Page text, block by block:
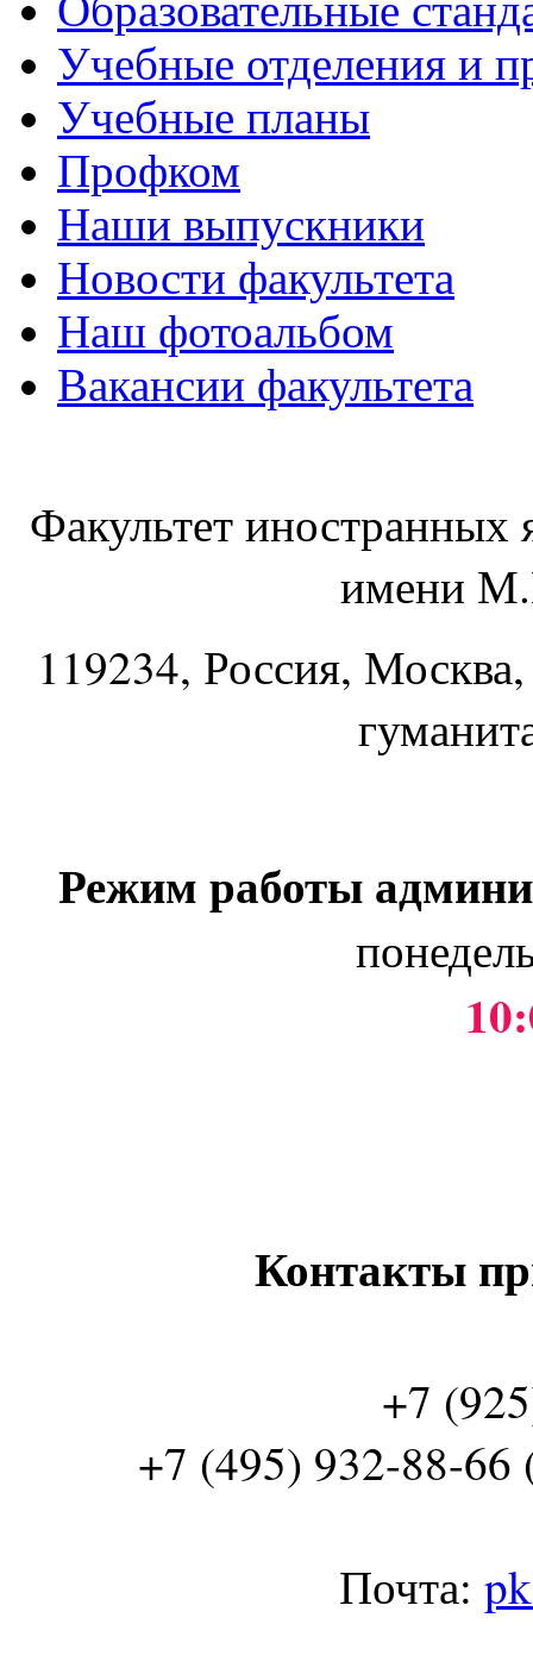
Учебные отделения и
Учебные планы
Профком
Наши выпускники
Новости факультета
Наш фотоальбом
Вакансии факультета
Факультет
имени
119234, Россия,
Режим работы
Контакты
+7
+7 (495) 932-88-66
Почта: